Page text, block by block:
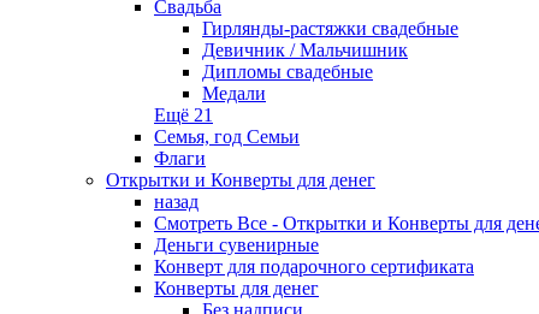
Свадьба
Гирлянды-растяжки свадебные
Девичник / Мальчишник
Дипломы свадебные
Медали
Ещё 21
Семья, год Семьи
Флаги
Открытки и Конверты для денег
назад
Смотреть Все - Открытки и Конверты для
Деньги сувенирные
Конверт для подарочного сертификата
Конверты для денег
Без надписи